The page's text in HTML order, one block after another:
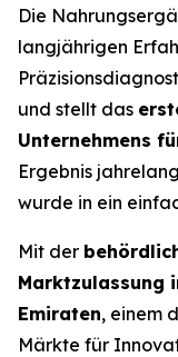
Die
langjährigen
und stellt das
Unternehmens
Ergebnis
wurde in ein
Mit der
Marktzulassung
Emiraten, einem
Märkte für